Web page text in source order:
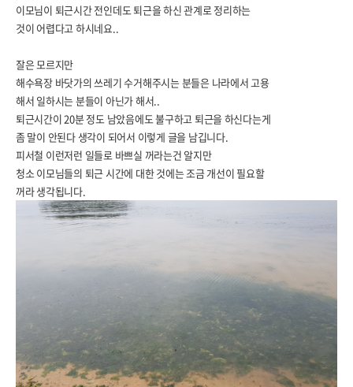
이모님이 퇴근시간 전인데도 퇴근을 하신 관계로 정리하는
것이 어렵다고 하시네요..
잘은 모르지만
해수욕장 바닷가의 쓰레기 수거해주시는 분들은 나라에서 고용
해서 일하시는 분들이 아닌가 해서..
퇴근시간이 20분 정도 남았음에도 불구하고 퇴근을 하신다는게
좀 말이 안된다 생각이 되어서 이렇게 글을 남깁니다.
피서철 이런저런 일들로 바쁘실 꺼라는건 알지만
청소 이모님들의 퇴근 시간에 대한 것에는 조금 개선이 필요할
꺼라 생각됩니다.